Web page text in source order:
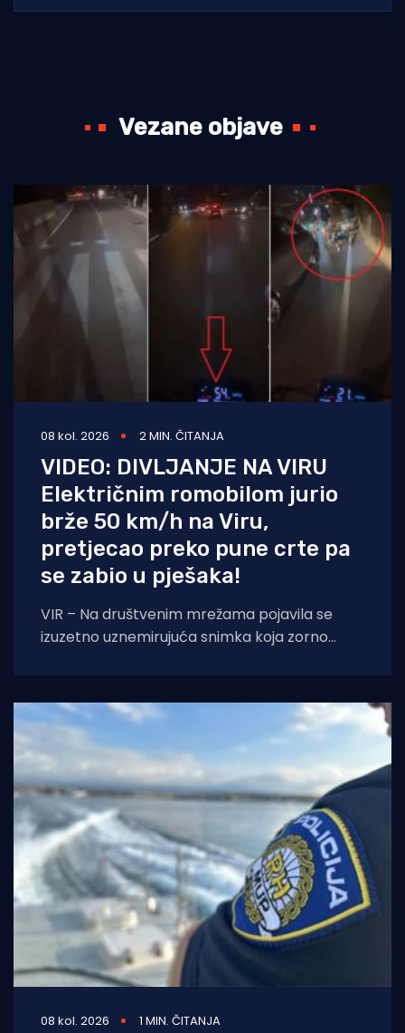
Vezane objave
08 kol. 2026 2 MIN. ČITANJA
VIDEO: DIVLJANJE NA VIRU
Električnim romobilom jurio
brže 50 km/h na Viru,
pretjecao preko pune crte pa
se zabio u pješaka!
VIR – Na društvenim mrežama pojavila se
izuzetno uznemirujuća snimka koja zorno
08 kol. 2026 1 MIN. ČITANJA